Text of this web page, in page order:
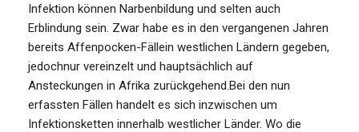
Infektion können Narbenbildung und selten auch
Erblindung sein. Zwar habe es in den vergangenen Jahren
bereits Affenpocken-Fällein westlichen Ländern gegeben,
jedochnur vereinzelt und hauptsächlich auf
Ansteckungen in Afrika zurückgehend.Bei den nun
erfassten Fällen handelt es sich inzwischen um
Infektionsketten innerhalb westlicher Länder. Wo die